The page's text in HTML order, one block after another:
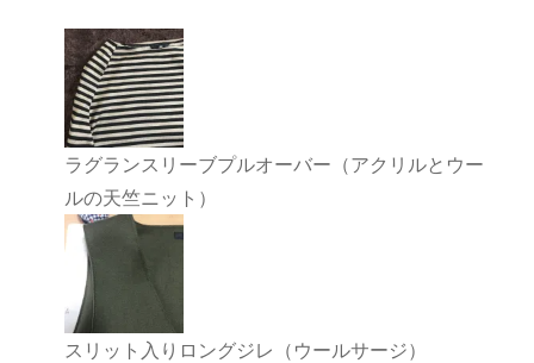
ラグランスリーブプルオーバー（アクリルとウー
ルの天竺ニット）
スリット入りロングジレ（ウールサージ）